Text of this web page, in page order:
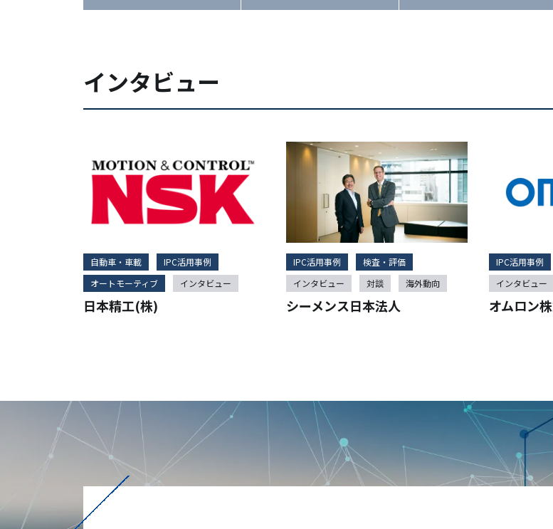
インタビュー
自動車・車載
IPC活用事例
オートモーティブ
インタビュー
日本精工(株)
IPC活用事例
検査・評価
インタビュー
対談 海外動向
シーメンス日本法人
IPC活用事例
インタビュー
オムロン